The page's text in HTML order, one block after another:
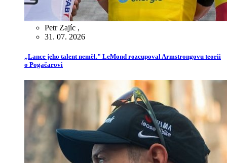
Petr Zajíc ,
31. 07. 2026
„Lance jeho talent neměl." LeMond rozcupoval Armstrongovu teorii
o Pogačarovi